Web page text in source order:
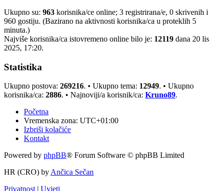
Ukupno su: 963 korisnika/ce online; 3 registrirana/e, 0 skrivenih i
960 gostiju. (Bazirano na aktivnosti korisnika/ca u proteklih 5
minuta.)
Najviše korisnika/ca istovremeno online bilo je: 12119 dana 20 lis
2025, 17:20.
Statistika
Ukupno postova: 269216. • Ukupno tema: 12949. • Ukupno
korisnika/ca: 2886. • Najnoviji/a korisnik/ca: Kruno89.
Početna
Vremenska zona: UTC+01:00
Izbriši kolačiće
Kontakt
Powered by phpBB® Forum Software © phpBB Limited
HR (CRO) by Ančica Sečan
Privatnost | Uvjeti